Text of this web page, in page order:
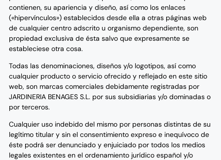
contienen, su apariencia y diseño, así como los enlaces
(«hipervínculos») establecidos desde ella a otras páginas web
de cualquier centro adscrito u organismo dependiente, son
propiedad exclusiva de ésta salvo que expresamente se
estableciese otra cosa.
Todas las denominaciones, diseños y/o logotipos, así como
cualquier producto o servicio ofrecido y reflejado en este sitio
web, son marcas comerciales debidamente registradas por
JARDINERIA BENAGES S.L. por sus subsidiarias y/o dominadas o
por terceros.
Cualquier uso indebido del mismo por personas distintas de su
legítimo titular y sin el consentimiento expreso e inequívoco de
éste podrá ser denunciado y enjuiciado por todos los medios
legales existentes en el ordenamiento jurídico español y/o